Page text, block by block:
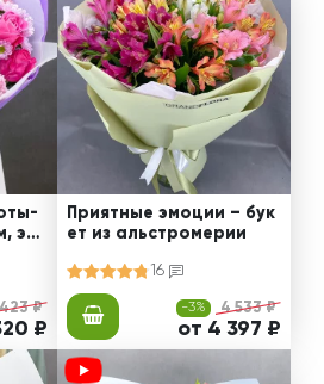
эус
₽
₽
Приятные эмоции – бук
ет из альстромерии
16
-3% 4 533 ₽
от 4 397 ₽